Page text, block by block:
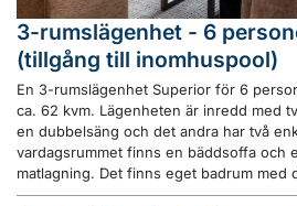
3-rumslägenhet - 6
(tillgång till inomhuspool)
En 3-rumslägenhet Superior för 6
ca. 62 kvm. Lägenheten är inredd med
en dubbelsäng och det andra har två
vardagsrummet finns en bäddsoffa och
matlagning. Det finns eget badrum med